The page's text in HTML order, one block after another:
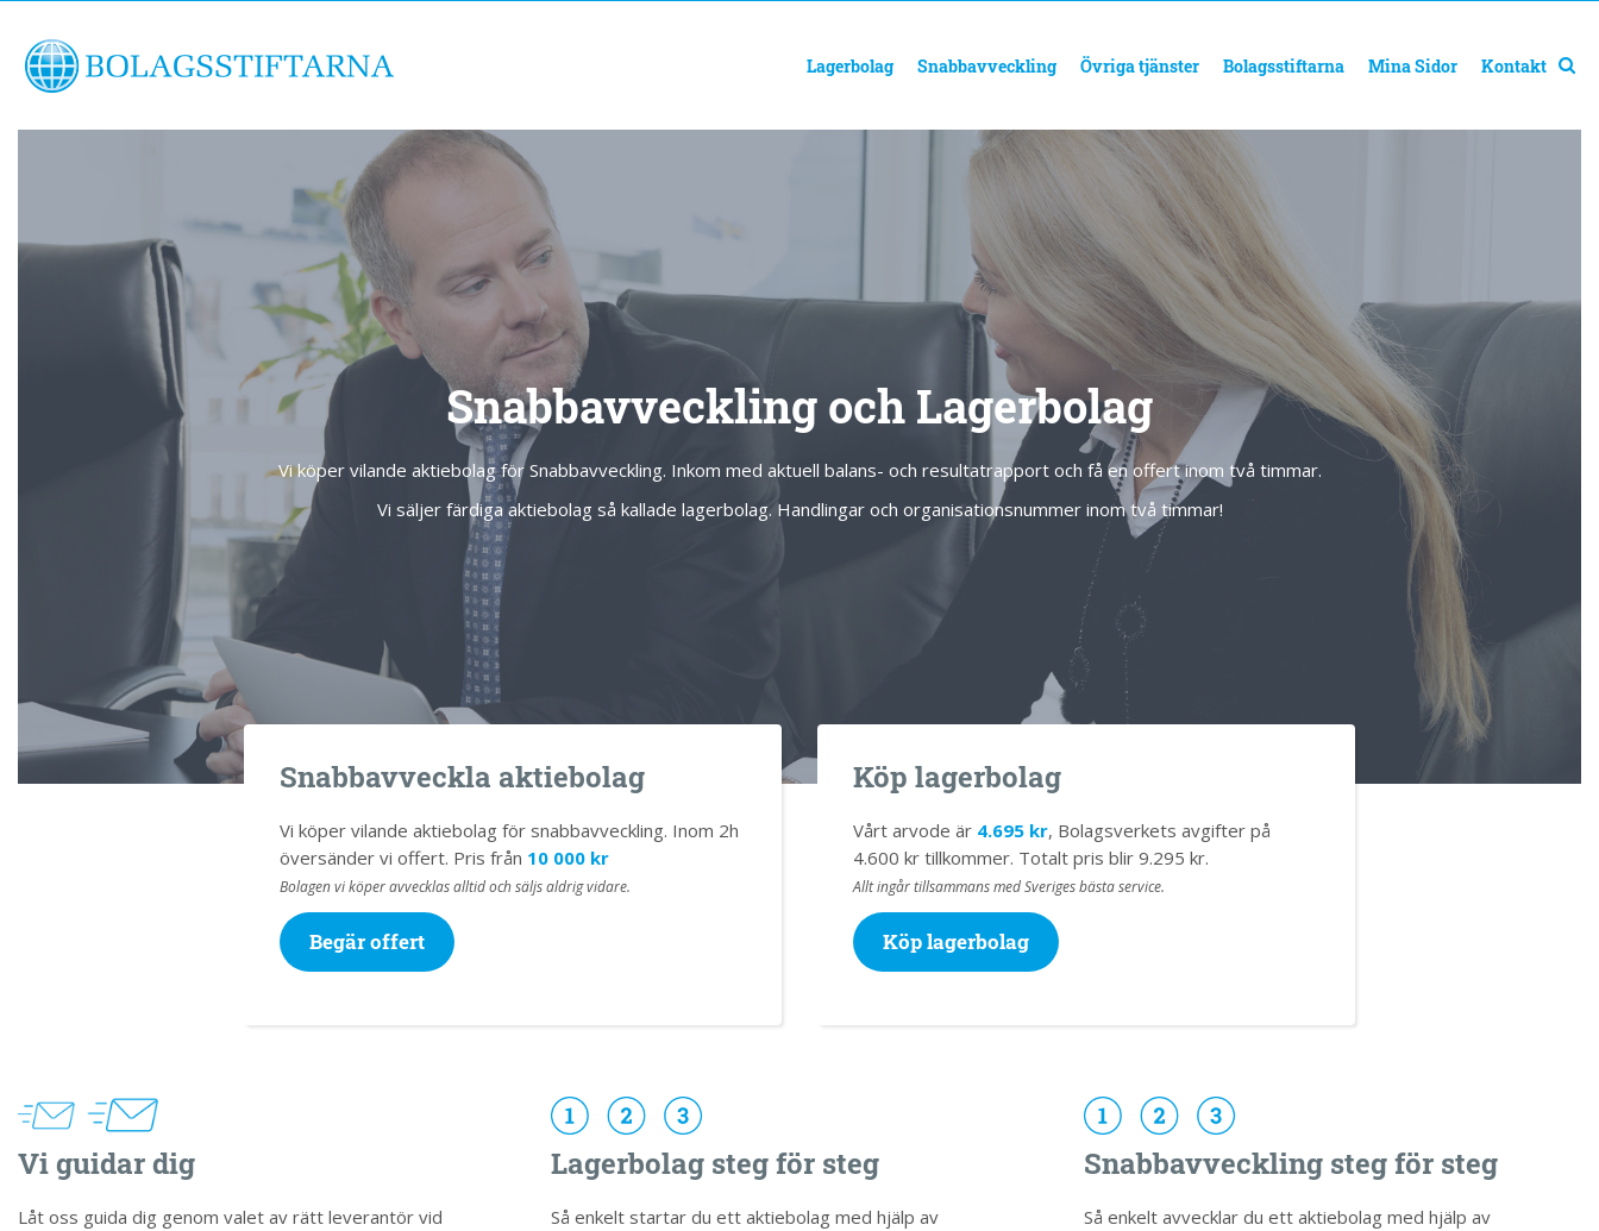
Lagerbolag Snabbavveckling Övriga tjänster Bolagsstiftarna Mina Sidor Kontakt
Snabbavveckling och Lagerbolag
Vi köper vilande aktiebolag för Snabbavveckling. Inkom med aktuell balans- och resultatrapport och få en offert inom två timmar.
Vi säljer färdiga aktiebolag så kallade lagerbolag. Handlingar och organisationsnummer inom två timmar!
Snabbavveckla aktiebolag
Vi köper vilande aktiebolag för snabbavveckling. Inom 2h
översänder vi offert. Pris från 10 000 kr
Bolagen vi köper avvecklas alltid och säljs aldrig vidare.
Begär offert
Köp lagerbolag
Vårt arvode är 4.695 kr, Bolagsverkets avgifter på
4.600 kr tillkommer. Totalt pris blir 9.295 kr.
Allt ingår tillsammans med Sveriges bästa service.
Köp lagerbolag
Vi guidar dig
Låt oss guida dig genom valet av rätt leverantör vid
Lagerbolag steg för steg
Så enkelt startar du ett aktiebolag med hjälp av
Snabbavveckling steg för steg
Så enkelt avvecklar du ett aktiebolag med hjälp av